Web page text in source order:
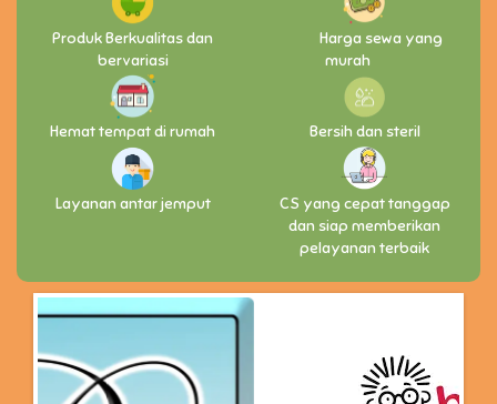
Produk Berkualitas dan
bervariasi
Harga sewa yang
murah
Hemat tempat di rumah Bersih dan steril
Layanan antar jemput
CS yang cepat tanggap
dan siap memberikan
pelayanan terbaik